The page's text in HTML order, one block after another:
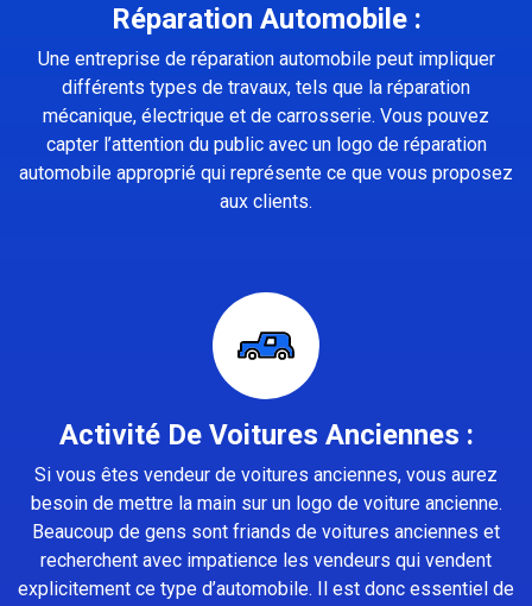
Réparation Automobile :
Une entreprise de réparation automobile peut impliquer
différents types de travaux, tels que la réparation
mécanique, électrique et de carrosserie. Vous pouvez
capter l’attention du public avec un logo de réparation
automobile approprié qui représente ce que vous proposez
aux clients.
Activité De Voitures Anciennes :
Si vous êtes vendeur de voitures anciennes, vous aurez
besoin de mettre la main sur un logo de voiture ancienne.
Beaucoup de gens sont friands de voitures anciennes et
recherchent avec impatience les vendeurs qui vendent
explicitement ce type d’automobile. Il est donc essentiel de